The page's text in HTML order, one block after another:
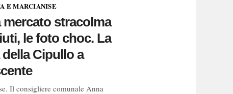
E MARCIANISE
mercato stracolma
le foto choc. La
Cipullo a
Il consigliere comunale Anna